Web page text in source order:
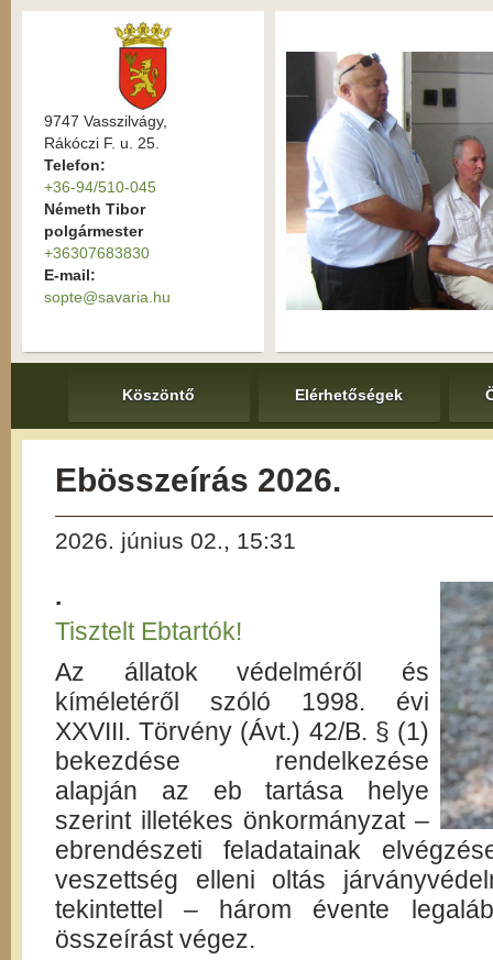
9747 Vasszilvágy,
Rákóczi F. u. 25.
Telefon:
+36-94/510-045
Németh Tibor
polgármester
+36307683830
E-mail:
sopte@savaria.hu
Köszöntő Elérhetőségek
Ebösszeírás 2026.
2026. június 02., 15:31
.
Tisztelt Ebtartók!
Az állatok védelméről és
kíméletéről szóló 1998. évi
XXVIII. Törvény (Ávt.) 42/B. § (1)
bekezdése rendelkezése
alapján az eb tartása helye
szerint illetékes önkormányzat –
ebrendészeti feladatainak
veszettség elleni oltás
tekintettel – három évente
összeírást végez.